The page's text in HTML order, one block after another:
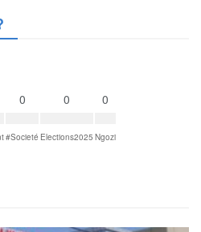
0
#Societé
0
Elections2025
0
Ngozi